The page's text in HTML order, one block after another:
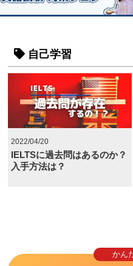
自己学習
2022/04/20
IELTSに過去問はあるのか？
入手方法は？
かん